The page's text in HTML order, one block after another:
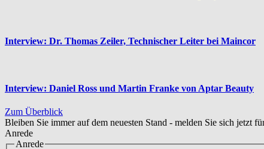
Interview: Dr. Thomas Zeiler, Technischer Leiter bei Maincor
Interview: Daniel Ross und Martin Franke von Aptar Beauty
Zum Überblick
Bleiben Sie immer auf dem neuesten Stand - melden Sie sich jetzt
Anrede
Anrede